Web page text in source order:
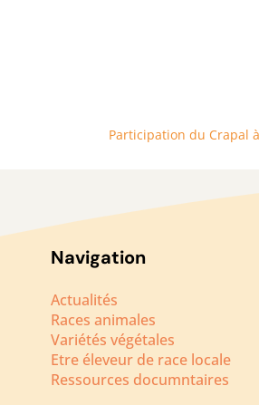
Participation du Crapal
Navigation
Actualités
Races animales
Variétés végétales
Etre éleveur de race locale
Ressources documntaires